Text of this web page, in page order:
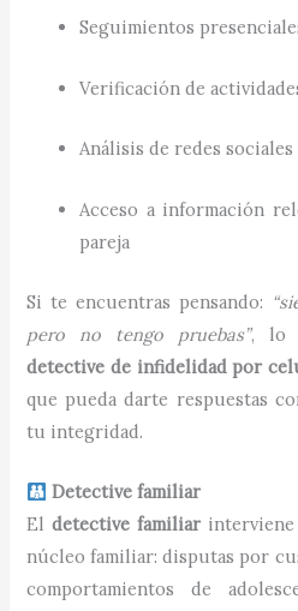
Seguimientos
Verificación de
Análisis de redes
Acceso a información
pareja
Si te encuentras pensando:
pero no tengo pruebas”, lo
detective de infidelidad por
que pueda darte respuestas
tu integridad.
Detective familiar
Eldetective familiar
núcleo familiar: disputas por
comportamientos de